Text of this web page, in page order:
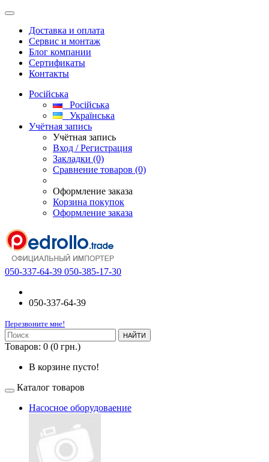
Доставка и оплата
Сервис и монтаж
Блог компании
Сертификаты
Контакты
Російська
Російська
Українська
Учётная запись
Учётная запись
Вход / Регистрация
Закладки (0)
Сравнение товаров (0)
Оформление заказа
Корзина покупок
Оформление заказа
050-337-64-39 050-385-17-30
050-337-64-39
Перезвоните мне!
НАЙТИ
Товаров: 0 (0 грн.)
В корзине пусто!
Каталог товаров
Насосное оборудоваение